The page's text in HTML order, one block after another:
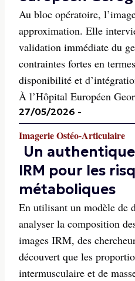
Au bloc opératoire,
approximation. Elle
validation immédiate du
contraintes fortes en
disponibilité et
À l’Hôpital Européen
27/05/2026 -
Imagerie Ostéo-Articulaire
Un
IRM pour les
métaboliques
En utilisant un modèle de
analyser la composition
images IRM, des
découvert que les
intermusculaire et de